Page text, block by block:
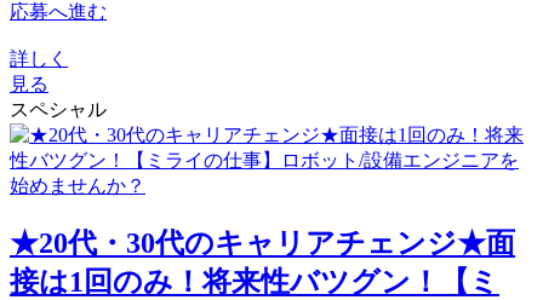
応募へ進む
詳しく
見る
スペシャル
★20代・30代のキャリアチェンジ★面
接は1回のみ！将来性バツグン！【ミ